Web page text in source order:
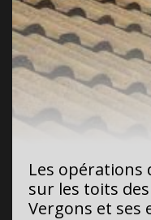
Les opérations
sur les toits
Vergons et ses